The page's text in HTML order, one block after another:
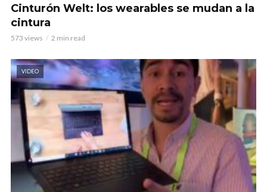
Cinturón Welt: los wearables se mudan a la
cintura
573 views 2 min read
VIDEO